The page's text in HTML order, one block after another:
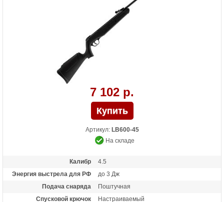
7 102 р.
Артикул: LB600-45
На складе
Калибр
4.5
Энергия выстрела для РФ
до 3 Дж
Подача снаряда
Поштучная
Спусковой крючок
Настраиваемый